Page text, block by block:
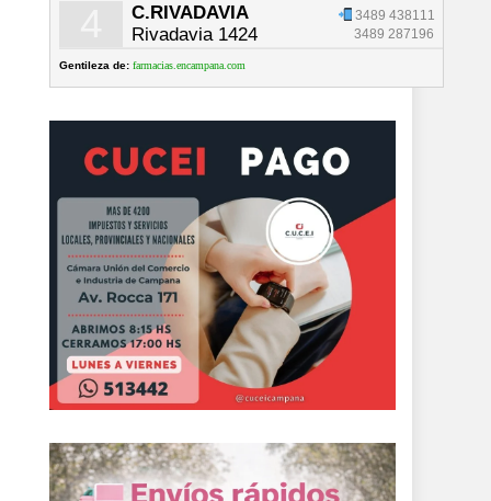
C.RIVADAVIA
Rivadavia 1424
3489 438111
3489 287196
Gentileza de: farmacias.encampana.com